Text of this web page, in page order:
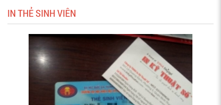
IN THẺ SINH VIÊN